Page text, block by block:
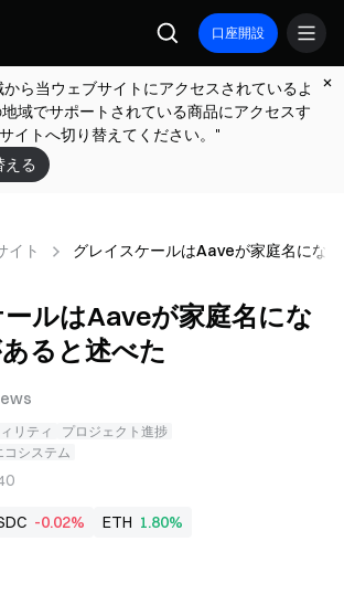
口座開設
ら当ウェブサイトにアクセスされているよ
域でサポートされている商品にアクセスす
イトへ切り替えてください。"
える
イト グレイスケールはAaveが家庭名にな
ルはAaveが家庭名にな
ると述べた
リティ
プロジェクト進捗
システム
-0.02% ETH 1.80%